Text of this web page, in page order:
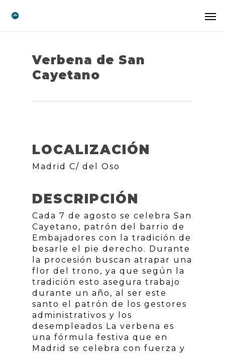
Verbena de San
Cayetano
LOCALIZACIÓN
Madrid C/ del Oso
DESCRIPCIÓN
Cada 7 de agosto se celebra San
Cayetano, patrón del barrio de
Embajadores con la tradición de
besarle el pie derecho. Durante
la procesión buscan atrapar una
flor del trono, ya que según la
tradición esto asegura trabajo
durante un año, al ser este
santo el patrón de los gestores
administrativos y los
desempleados La verbena es
una fórmula festiva que en
Madrid se celebra con fuerza y